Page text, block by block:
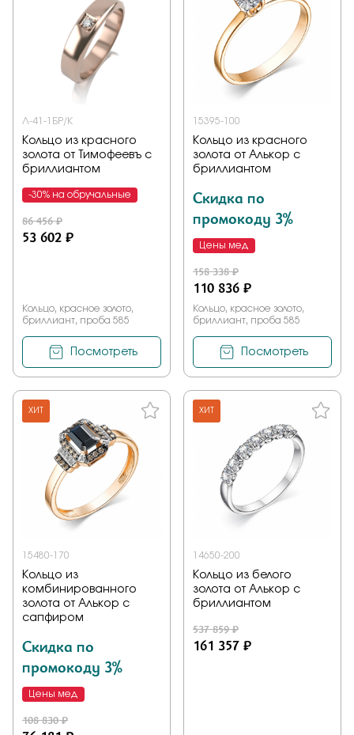
Л-41-1БР/К
Кольцо из красного
золота от Тимофеевъ с
бриллиантом
-30% на обручальные
86 456 ₽
53 602 ₽
Кольцо, красное золото,
бриллиант, проба 585
Посмотреть
15395-100
Кольцо из красного
золота от Алькор с
бриллиантом
Скидка по
промокоду 3%
Цены мед
158 338 ₽
110 836 ₽
Кольцо, красное золото,
бриллиант, проба 585
Посмотреть
ХИТ
15480-170
Кольцо из
комбинированного
золота от Алькор с
сапфиром
Скидка по
промокоду 3%
Цены мед
108 830 ₽
ХИТ
14650-200
Кольцо из белого
золота от Алькор с
бриллиантом
537 859 ₽
161 357 ₽